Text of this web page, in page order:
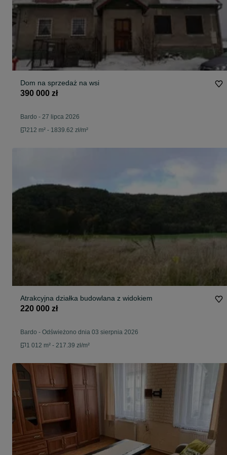
Dom na sprzedaż na wsi
390 000 zł
Bardo - 27 lipca 2026
212 m² - 1839.62 zł/m²
Atrakcyjna działka budowlana z widokiem
220 000 zł
Bardo - Odświeżono dnia 03 sierpnia 2026
1 012 m² - 217.39 zł/m²